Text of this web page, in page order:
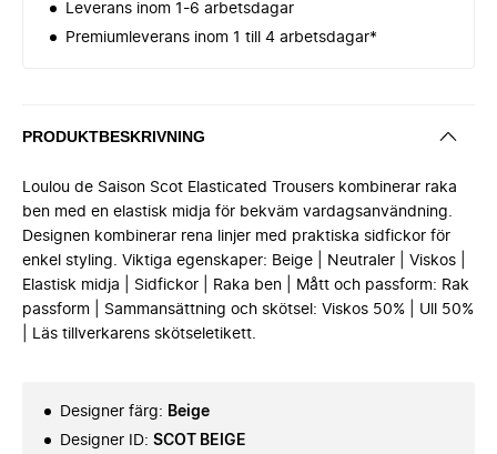
Leverans inom 1-6 arbetsdagar
Premiumleverans inom 1 till 4 arbetsdagar*
PRODUKTBESKRIVNING
Loulou de Saison Scot Elasticated Trousers kombinerar raka
ben med en elastisk midja för bekväm vardagsanvändning.
Designen kombinerar rena linjer med praktiska sidfickor för
enkel styling. Viktiga egenskaper: Beige | Neutraler | Viskos |
Elastisk midja | Sidfickor | Raka ben | Mått och passform: Rak
passform | Sammansättning och skötsel: Viskos 50% | Ull 50%
| Läs tillverkarens skötseletikett.
Designer färg: Beige
Designer ID: SCOT BEIGE